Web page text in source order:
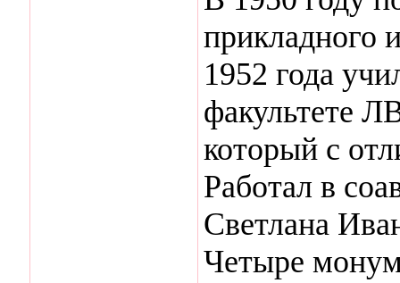
прикладного
1952 года
факультете
который с
Работал в
Светлана
Четыре